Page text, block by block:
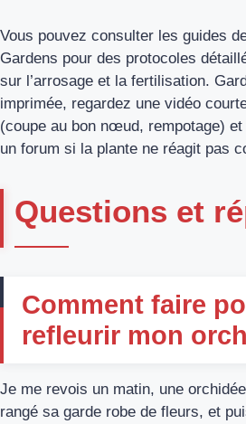
Vous pouvez consulter les guides
Gardens pour des protocoles
sur l’arrosage et la fertilisation.
imprimée, regardez une vidéo
(coupe au bon nœud, rempotage)
un forum si la plante ne réagit pas
Questions et
Comment faire
refleurir mon
Je me revois un matin, une
rangé sa garde robe de fleurs, et